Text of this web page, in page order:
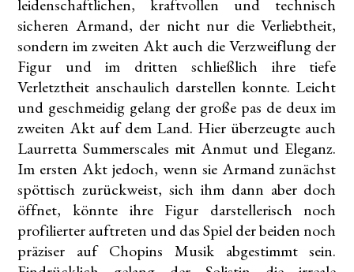
leidenschaftlichen, kraftvollen und technisch
sicheren Armand, der nicht nur die Verliebtheit,
sondern im zweiten Akt auch die Verzweiflung der
Figur und im dritten schließlich ihre tiefe
Verletztheit anschaulich darstellen konnte. Leicht
und geschmeidig gelang der große pas de deux im
zweiten Akt auf dem Land. Hier überzeugte auch
Laurretta Summerscales mit Anmut und Eleganz.
Im ersten Akt jedoch, wenn sie Armand zunächst
spöttisch zurückweist, sich ihm dann aber doch
öffnet, könnte ihre Figur darstellerisch noch
profilierter auftreten und das Spiel der beiden noch
präziser auf Chopins Musik abgestimmt sein.